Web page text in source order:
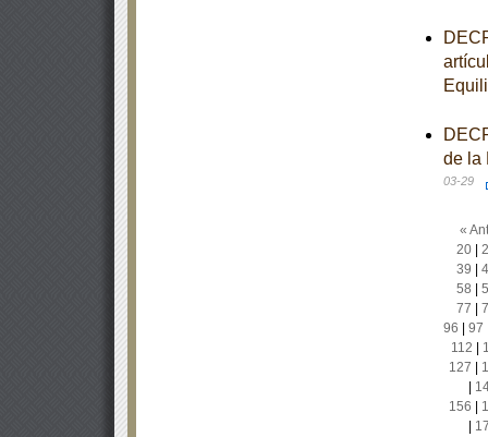
de la
03-29
«
20|
39
58
77
96
97
112
127
156